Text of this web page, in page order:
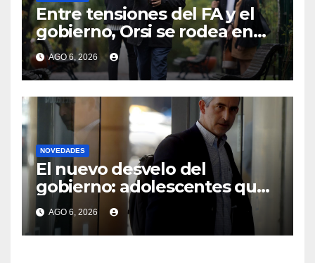
Entre tensiones del FA y el
gobierno, Orsi se rodea en
reuniones políticas
reservadas mientras el
partido apela a los ministros
para responder a
“demandas” de la gente
AGO 6, 2026
NOVEDADES
El nuevo desvelo del
gobierno: adolescentes que
eligen trabajar en vez de
estudiar, una “puja” de
derechos
AGO 6, 2026